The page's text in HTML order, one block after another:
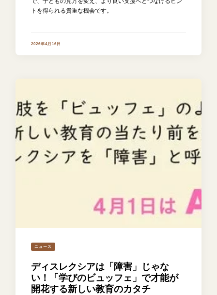
トを得られる貴重な機会です。
2026年4月16日
ニュース
ディスレクシアは「障害」じゃな
い！「学びのビュッフェ」で才能が
開花する新しい教育のカタチ